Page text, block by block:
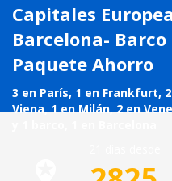
Capitales
Barcelona-
Paquete Ahorro
3 en París, 1 en Frankfurt,
Viena, 1 en Milán, 2 en